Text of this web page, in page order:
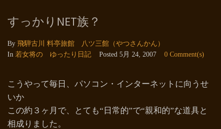
すっかりNET族？
By 飛騨古川 料亭旅館 八ツ三館（やつさんかん）
In 若女将の ゆったり日記 Posted 5月 24, 2007 0 Comment(s)
こうやって毎日、パソコン・インターネットに向うせ
いか
この約３ヶ月で、とても“日常的”で“親和的”な道具と
相成りました。